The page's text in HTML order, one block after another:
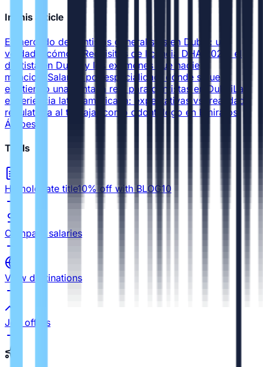
In this article
El mercado de dentistas generalistas en Dubai: una
verdad incómoda
Requisitos de licencia DHA 2026: el
dentista en Dubai y los exámenes que nadie
menciona Salarios por especialidad: dónde sigue
existiendo una ventana real para dentistas en DubaiLa
experiencia latinoamericana: expectativas vs. realidad
regulatoria al trabajar como odontólogo en Emiratos
Árabes
Tools
Homologate title10% off with BLOG10
Compare salaries
View destinations
Job offers